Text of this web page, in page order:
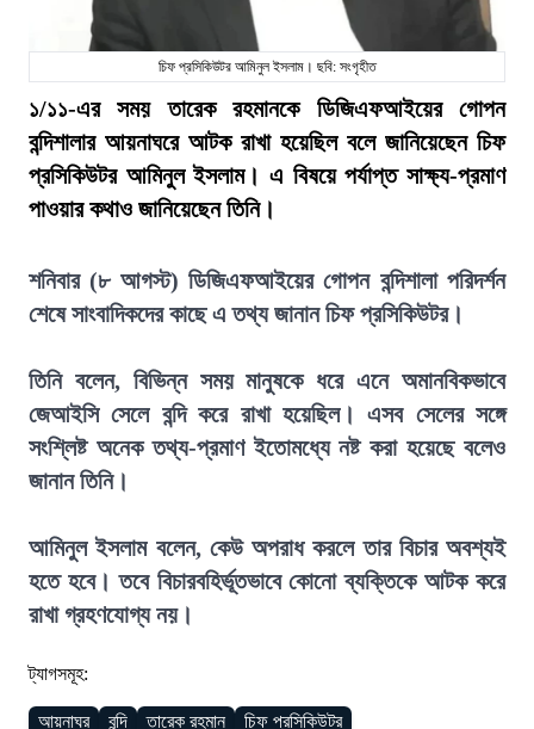
চিফ প্রসিকিউটর আমিনুল ইসলাম। ছবি: সংগৃহীত
১/১১-এর সময় তারেক রহমানকে ডিজিএফআইয়ের গোপন
বন্দিশালার আয়নাঘরে আটক রাখা হয়েছিল বলে জানিয়েছেন চিফ
প্রসিকিউটর আমিনুল ইসলাম। এ বিষয়ে পর্যাপ্ত সাক্ষ্য-প্রমাণ
পাওয়ার কথাও জানিয়েছেন তিনি।
শনিবার (৮ আগস্ট) ডিজিএফআইয়ের গোপন বন্দিশালা পরিদর্শন
শেষে সাংবাদিকদের কাছে এ তথ্য জানান চিফ প্রসিকিউটর।
তিনি বলেন, বিভিন্ন সময় মানুষকে ধরে এনে অমানবিকভাবে
জেআইসি সেলে বন্দি করে রাখা হয়েছিল। এসব সেলের সঙ্গে
সংশ্লিষ্ট অনেক তথ্য-প্রমাণ ইতোমধ্যে নষ্ট করা হয়েছে বলেও
জানান তিনি।
আমিনুল ইসলাম বলেন, কেউ অপরাধ করলে তার বিচার অবশ্যই
হতে হবে। তবে বিচারবহির্ভূতভাবে কোনো ব্যক্তিকে আটক করে
রাখা গ্রহণযোগ্য নয়।
ট্যাগসমূহ:
আয়নাঘর বন্দি তারেক রহমান চিফ প্রসিকিউটর